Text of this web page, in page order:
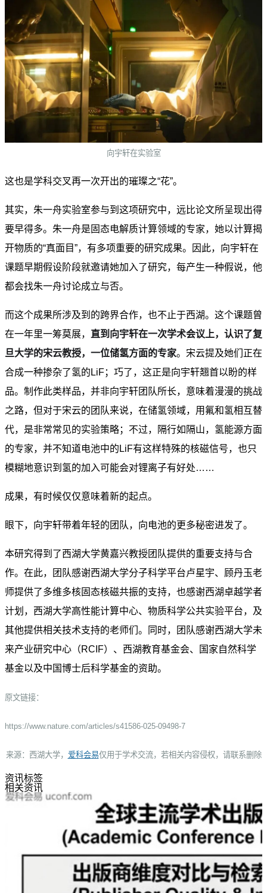
向宇轩在实验室
这也是学科交叉再一次开出的璀璨之“花”。
其实，朱一舟实验室参与到这项研究中，远比论文所呈现出得
要早得多。朱一舟是固态电解质计算领域的专家，她以计算揭
开物质的“真面目”，有多项重要的研究成果。因此，向宇轩在
课题早期假设阶段就邀请她加入了研究，每产生一种假说，他
都会找朱一舟讨论成立与否。
而这个成果所涉及到的跨界合作，也不止于西湖。这个课题曾
在一年里一筹莫展， 直到 向宇轩在一次学术会议上，认识了复
旦大学的宋云教授，一位储氢方面的专家。宋云提及她们正在
合成一种掺杂了氢的LiF；巧了，这正是向宇轩翘首以盼的样
品。制作此类样品，并非向宇轩团队所长，意味着漫漫的挑战
之路，但对于宋云的团队来说，在储氢领域，用氟和氢相互替
代，是非常常见的实验策略；不过，隔行如隔山，氢能源方面
的专家，并不知道电池中的LiF有这样特殊的核磁信号，也只
模糊地意识到氢的加入可能会对锂离子有好处……
成果，有时候仅仅意味着新的起点。
眼下，向宇轩带着年轻的团队，向电池的更多秘密进发了。
本研究得到了西湖大学黄嘉兴教授团队提供的重要支持与合
作。在此，团队感谢西湖大学分子科学平台卢星宇、顾丹玉老
师提供了多维多核固态核磁共振的支持，也感谢西湖卓越学者
计划，西湖大学高性能计算中心、物质科学公共实验平台，及
其他提供相关技术支持的老师们。同时，团队感谢西湖大学未
来产业研究中心（RCIF）、西湖教育基金会、国家自然科学
基金以及中国博士后科学基金的资助。
原文链接：
https://www.nature.com/articles/s41586-025-09498-7
来源： 西湖大学， 爱科会易仅用于学术交流， 若相关内容侵权，请联系删除
资讯标签
相关资讯